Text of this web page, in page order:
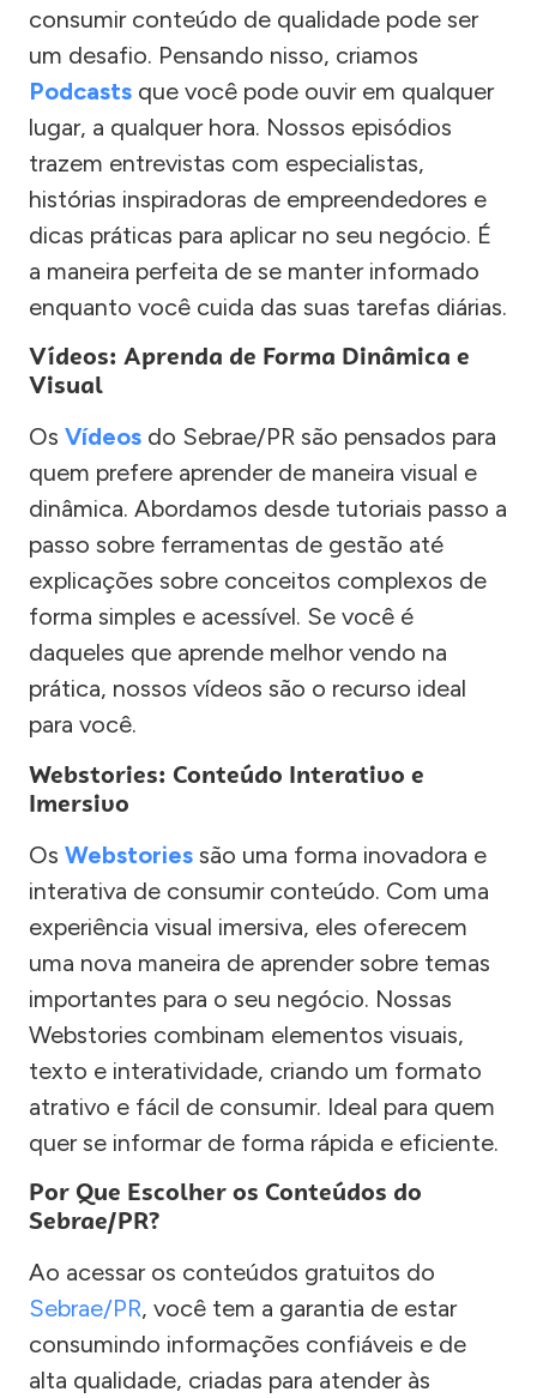
consumir conteúdo de qualidade pode ser
um desafio. Pensando nisso, criamos
Podcasts que você pode ouvir em qualquer
lugar, a qualquer hora. Nossos episódios
trazem entrevistas com especialistas,
histórias inspiradoras de empreendedores e
dicas práticas para aplicar no seu negócio. É
a maneira perfeita de se manter informado
enquanto você cuida das suas tarefas diárias.
Vídeos: Aprenda de Forma Dinâmica e
Visual
Os Vídeos do Sebrae/PR são pensados para
quem prefere aprender de maneira visual e
dinâmica. Abordamos desde tutoriais passo a
passo sobre ferramentas de gestão até
explicações sobre conceitos complexos de
forma simples e acessível. Se você é
daqueles que aprende melhor vendo na
prática, nossos vídeos são o recurso ideal
para você.
Webstories: Conteúdo Interativo e
Imersivo
Os Webstories são uma forma inovadora e
interativa de consumir conteúdo. Com uma
experiência visual imersiva, eles oferecem
uma nova maneira de aprender sobre temas
importantes para o seu negócio. Nossas
Webstories combinam elementos visuais,
texto e interatividade, criando um formato
atrativo e fácil de consumir. Ideal para quem
quer se informar de forma rápida e eficiente.
Por Que Escolher os Conteúdos do
Sebrae/PR?
Ao acessar os conteúdos gratuitos do
Sebrae/PR, você tem a garantia de estar
consumindo informações confiáveis e de
alta qualidade, criadas para atender às